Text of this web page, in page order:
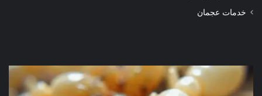
خدمات عجمان
شركة
مكافحة